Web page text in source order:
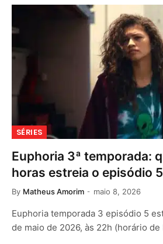
SÉRIES
Euphoria 3ª temporada:
horas estreia o episódio
By Matheus Amorim maio 8, 2026
Euphoria temporada 3 episódio 5
de maio de 2026, às 22h (horário de